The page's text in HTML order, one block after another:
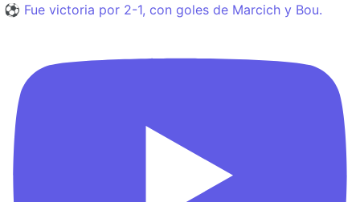
⚽️ Fue victoria por 2-1, con goles de Marcich y Bou.